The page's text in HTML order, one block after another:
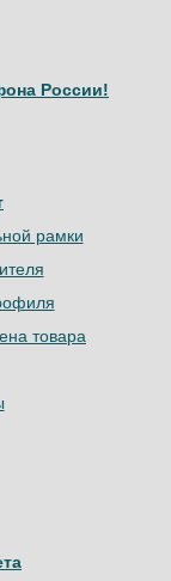
России!
рамки
товара